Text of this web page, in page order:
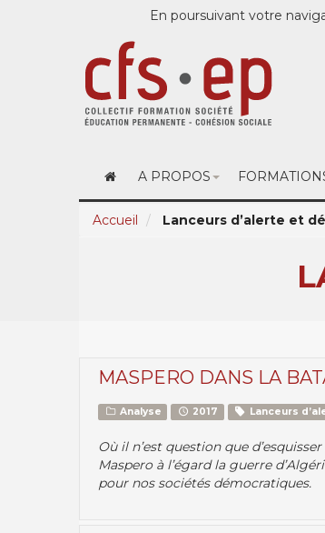
En poursuivant votre
A PROPOS
Accueil Lanceurs d’alerte et
MASPERO DANS LA
Analyse 2017 Lanceurs
Où il n’est question que
Maspero à l’égard la guerre
pour nos sociétés démocratiques.